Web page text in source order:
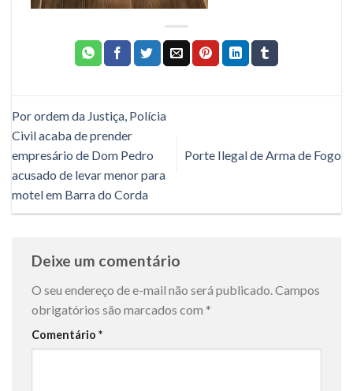
Por ordem da Justiça, Polícia
Civil acaba de prender
empresário de Dom Pedro
acusado de levar menor para
motel em Barra do Corda
Porte Ilegal de Arma de Fogo
Deixe um comentário
O seu endereço de e-mail não será publicado.Campos
obrigatórios são marcados com *
Comentário *